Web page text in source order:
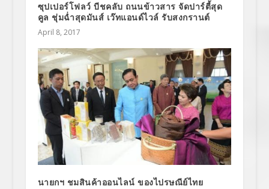
ซุปเปอร์โฟลว์ บีชคลับ ถนนข้าวสาร จัดปาร์ตี้สุด
คูล ชุ่มฉ่ำสุดมันส์ เว๊ทแอนด์ไวล์ รับสงกรานต์
April 8, 2017
นายกฯ ชมสินค้าออนไลน์ ของไปรษณีย์ไทย